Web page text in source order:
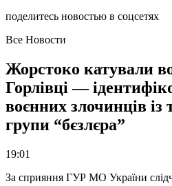
поделитесь новостью в соцсетях
Все Новости
Жорстоко катували
Горлівці —
воєнних злочинців із
групи “бєзлєра”
19:01
За сприяння ГУР МО України